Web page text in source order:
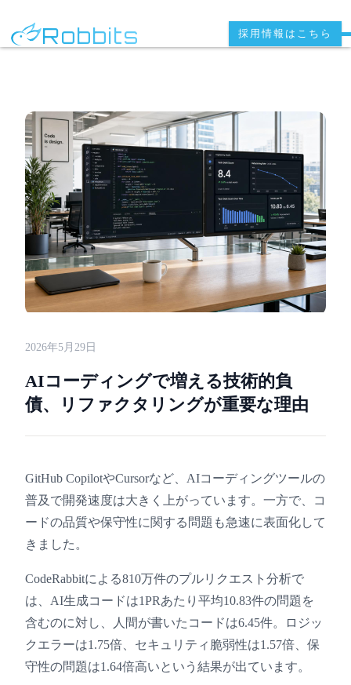
Robbits 採用情報はこちら
2026年5月29日
AIコーディングで増える技術的負
債、リファクタリングが重要な理由
GitHub CopilotやCursorなど、AIコーディングツールの
普及で開発速度は大きく上がっています。一方で、コ
ードの品質や保守性に関する問題も急速に表面化して
きました。
CodeRabbitによる810万件のプルリクエスト分析で
は、AI生成コードは1PRあたり平均10.83件の問題を
含むのに対し、人間が書いたコードは6.45件。ロジッ
クエラーは1.75倍、セキュリティ脆弱性は1.57倍、保
守性の問題は1.64倍高いという結果が出ています。